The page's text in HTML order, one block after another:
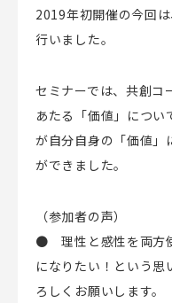
2019年初開催の今回
行いました。
セミナーでは、共創コ
あたる「価値」につ
が自分自身の「価値」
ができました。
（参加者の声）
● 理性と感性を両方
になりたい！という思
ろしくお願いします。